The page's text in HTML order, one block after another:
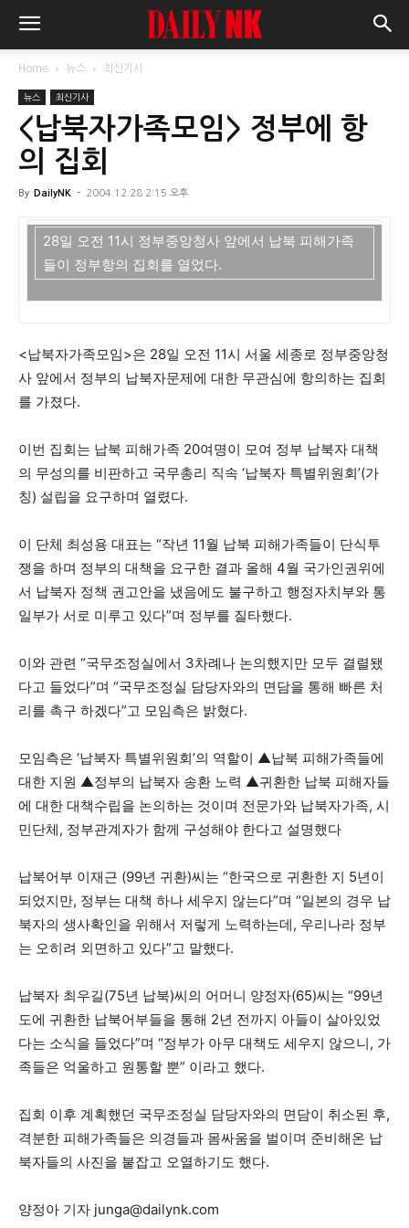
Home 뉴스 최신기사
뉴스 최신기사
<납북자가족모임> 정부에 항
의 집회
By DailyNK - 2004.12.28 2:15 오후
28일 오전 11시 정부중앙청사 앞에서 납북 피해가족
들이 정부항의 집회를 열었다.
<납북자가족모임>은 28일 오전 11시 서울 세종로 정부중앙청
사 앞에서 정부의 납북자문제에 대한 무관심에 항의하는 집회
를 가졌다.
이번 집회는 납북 피해가족 20여명이 모여 정부 납북자 대책
의 무성의를 비판하고 국무총리 직속 ‘납북자 특별위원회’(가
칭) 설립을 요구하며 열렸다.
이 단체 최성용 대표는 “작년 11월 납북 피해가족들이 단식투
쟁을 하며 정부의 대책을 요구한 결과 올해 4월 국가인권위에
서 납북자 정책 권고안을 냈음에도 불구하고 행정자치부와 통
일부가 서로 미루고 있다”며 정부를 질타했다.
이와 관련 “국무조정실에서 3차례나 논의했지만 모두 결렬됐
다고 들었다”며 “국무조정실 담당자와의 면담을 통해 빠른 처
리를 촉구 하겠다”고 모임측은 밝혔다.
모임측은 ‘납북자 특별위원회’의 역할이 ▲납북 피해가족들에
대한 지원 ▲정부의 납북자 송환 노력 ▲귀환한 납북 피해자들
에 대한 대책수립을 논의하는 것이며 전문가와 납북자가족, 시
민단체, 정부관계자가 함께 구성해야 한다고 설명했다
납북어부 이재근 (99년 귀환)씨는 “한국으로 귀환한 지 5년이
되었지만, 정부는 대책 하나 세우지 않는다”며 “일본의 경우 납
북자의 생사확인을 위해서 저렇게 노력하는데, 우리나라 정부
는 오히려 외면하고 있다”고 말했다.
납북자 최우길(75년 납북)씨의 어머니 양정자(65)씨는 “99년
도에 귀환한 납북어부들을 통해 2년 전까지 아들이 살아있었
다는 소식을 들었다”며 “정부가 아무 대책도 세우지 않으니, 가
족들은 억울하고 원통할 뿐” 이라고 했다.
집회 이후 계획했던 국무조정실 담당자와의 면담이 취소된 후,
격분한 피해가족들은 의경들과 몸싸움을 벌이며 준비해온 납
북자들의 사진을 붙잡고 오열하기도 했다.
양정아 기자 junga@dailynk.com